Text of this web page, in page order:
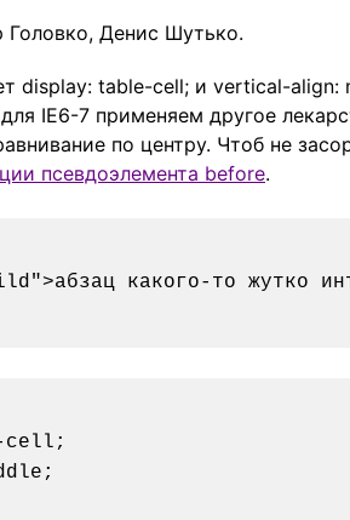
Головко, Денис Шутько.
display: table-cell; и vertical-align:
IE6-7 применяем другое
по центру. Чтоб не
псевдоэлемента before.